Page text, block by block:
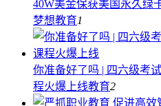
40W美金保获美国永久绿
梦想教育1
你准备好了吗 | 四六级考
程火爆上线教育2